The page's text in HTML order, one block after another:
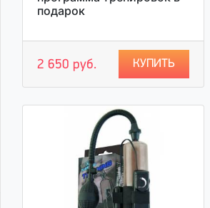
подарок
2 650 руб. КУПИТЬ